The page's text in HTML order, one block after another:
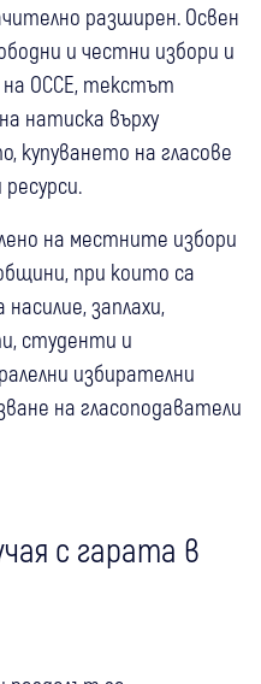
разширен. Освен
и честни избори и
на ОССЕ, текстът
натиска върху
купуването на гласове
на местните избори
при които са
заплахи,
студенти и
избирателни
на гласоподаватели
с гарата в